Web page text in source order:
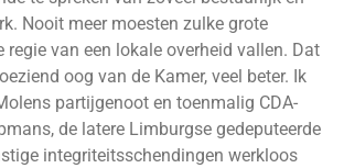
Nooit meer moesten zulke grote
regie van een lokale overheid vallen. Dat
oog van de Kamer, veel beter. Ik
partijgenoot en toenmalig CDA-
de latere Limburgse gedeputeerde
integriteitsschendingen werkloos